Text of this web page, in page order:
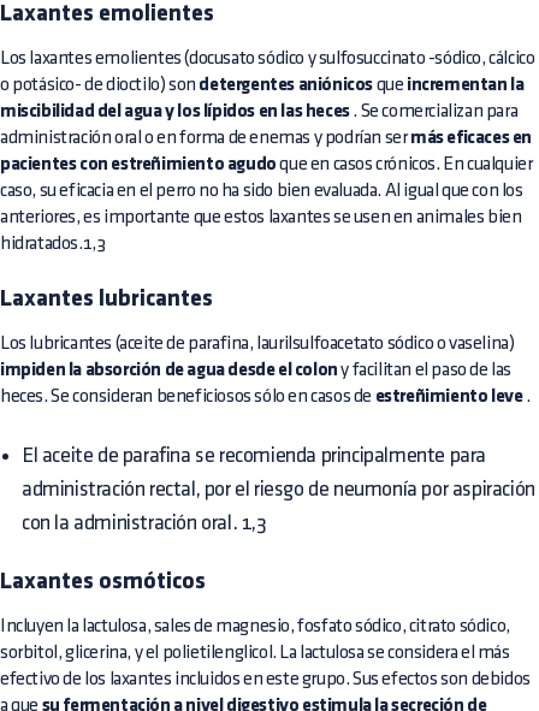
Laxantes emolientes
Los laxantes emolientes (docusato sódico y sulfosuccinato -sódico, cálcico
o potásico- de dioctilo) son detergentes aniónicos que incrementan la
miscibilidad del agua y los lípidos en las heces. Se comercializan para
administración oral o en forma de enemas y podrían sermás eficaces en
pacientes con estreñimiento agudo que en casos crónicos. En cualquier
caso, su eficacia en el perro no ha sido bien evaluada. Al igual que con los
anteriores, es importante que estos laxantes se usen en animales bien
hidratados.1,3
Laxantes lubricantes
Los lubricantes (aceite de parafina, laurilsulfoacetato sódico o vaselina)
impiden la absorción de agua desde el colon y facilitan el paso de las
heces. Se consideran beneficiosos sólo en casos de estreñimiento leve.
El aceite de parafina se recomienda principalmente para
administración rectal, por el riesgo de neumonía por aspiración
con la administración oral. 1,3
Laxantes osmóticos
Incluyen la lactulosa, sales de magnesio, fosfato sódico, citrato sódico,
sorbitol, glicerina, y el polietilenglicol. La lactulosa se considera el más
efectivo de los laxantes incluidos en este grupo. Sus efectos son debidos
a que su fermentación a nivel digestivo estimula la secreción de